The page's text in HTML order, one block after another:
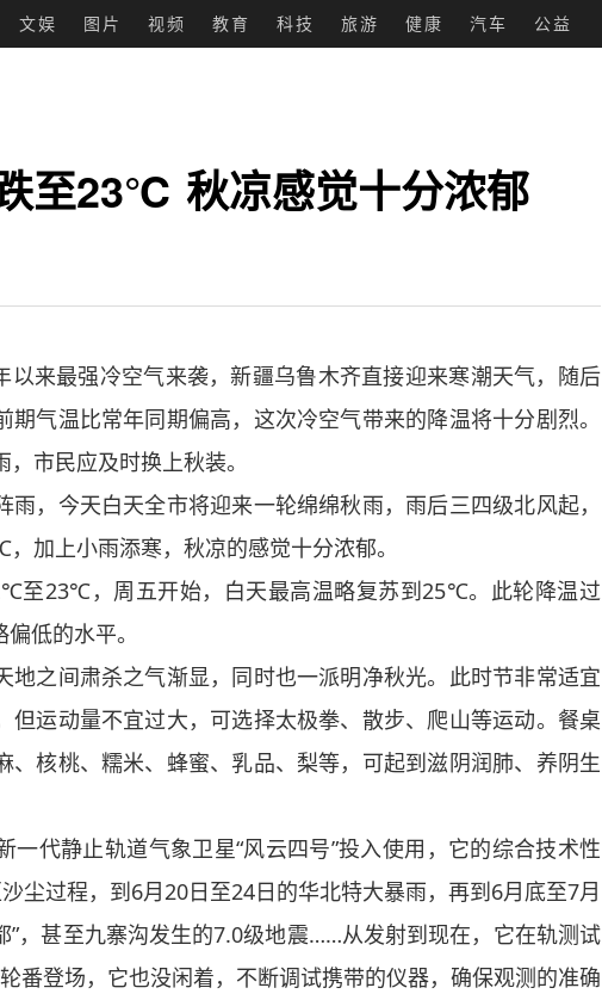
文娱 图片 视频 教育 科技 旅游 健康 汽车 公益
至23℃ 秋凉感觉十分浓郁
来最强冷空气来袭，新疆乌鲁木齐直接迎来寒潮天气，随后
气温比常年同期偏高，这次冷空气带来的降温将十分剧烈。
市民应及时换上秋装。
今天白天全市将迎来一轮绵绵秋雨，雨后三四级北风起，
加上小雨添寒，秋凉的感觉十分浓郁。
23℃，周五开始，白天最高温略复苏到25℃。此轮降温过
低的水平。
之间肃杀之气渐显，同时也一派明净秋光。此时节非常适宜
运动量不宜过大，可选择太极拳、散步、爬山等运动。餐桌
、核桃、糯米、蜂蜜、乳品、梨等，可起到滋阴润肺、养阴生
代静止轨道气象卫星“风云四号”投入使用，它的综合技术性
尘过程，到6月20日至24日的华北特大暴雨，再到6月底至7月
”，甚至九寨沟发生的7.0级地震……从发射到现在，它在轨测试
番登场，它也没闲着，不断调试携带的仪器，确保观测的准确